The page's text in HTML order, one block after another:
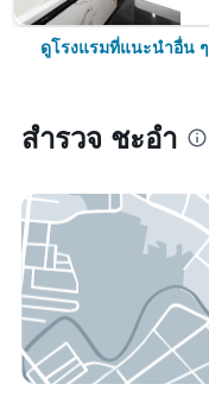
ดูโรงแรมที่แนะนำอื่น ๆ
สำรวจ ชะอำ